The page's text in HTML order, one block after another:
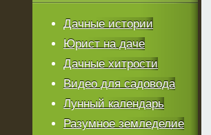
Дачные истории
Юрист на даче
Дачные хитрости
Видео для садовода
Лунный календарь
Разумное земледелие